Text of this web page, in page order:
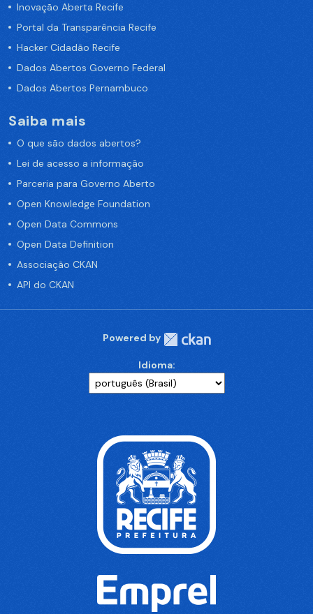
Inovação Aberta Recife
Portal da Transparência Recife
Hacker Cidadão Recife
Dados Abertos Governo Federal
Dados Abertos Pernambuco
Saiba mais
O que são dados abertos?
Lei de acesso a informação
Parceria para Governo Aberto
Open Knowledge Foundation
Open Data Commons
Open Data Definition
Associação CKAN
API do CKAN
Powered by
Idioma